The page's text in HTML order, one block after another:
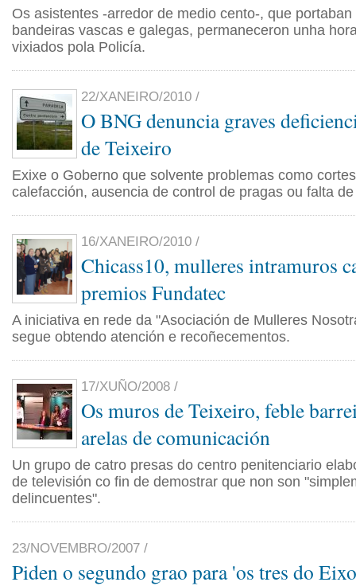
Os asistentes -arredor de medio cento-, que
bandeiras vascas e galegas, permaneceron unha
vixiados pola Policía.
22/XANEIRO/2010 /
O BNG denuncia graves
de Teixeiro
Exixe o Goberno que solvente problemas como
calefacción, ausencia de control de pragas ou falta
16/XANEIRO/2010 /
Chicass10, mulleres intramuros
premios Fundatec
A iniciativa en rede da "Asociación de Mulleres
segue obtendo atención e recoñecementos.
17/XUÑO/2008 /
Os muros de Teixeiro, feble
arelas de comunicación
Un grupo de catro presas do centro penitenciario
de televisión co fin de demostrar que non son
delincuentes".
23/NOVEMBRO/2007 /
Piden o segundo grao para 'os tres do